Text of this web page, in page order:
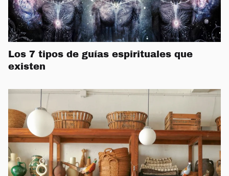
Los 7 tipos de guías espirituales que
existen